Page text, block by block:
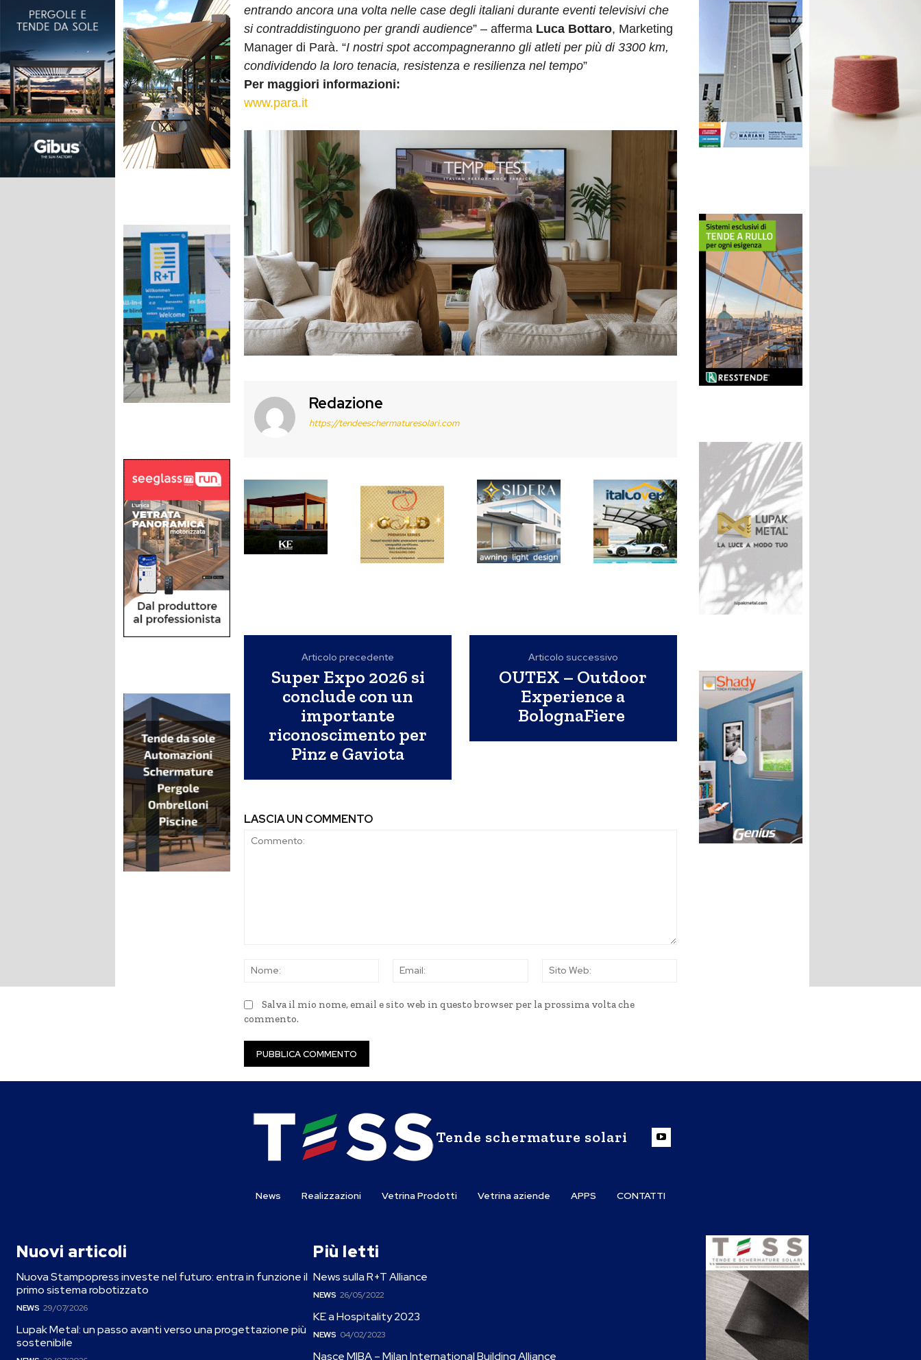
entrando ancora una volta nelle case degli italiani durante eventi televisivi che
si contraddistinguono per grandi audience” – afferma Luca Bottaro, Marketing
Manager di Parà. “I nostri spot accompagneranno gli atleti per più di 3300 km,
condividendo la loro tenacia, resistenza e resilienza nel tempo”
Per maggiori informazioni:
www.para.it
Redazione
https://tendeeschermaturesolari.com
Articolo precedente
Super Expo 2026 si
conclude con un
importante
riconoscimento per
Pinz e Gaviota
Articolo successivo
OUTEX – Outdoor
Experience a
BolognaFiere
LASCIA UN COMMENTO
Nome:
Email:
Salva il mio nome, email e sito web in questo browser per la prossima volta che
commento.
Tende schermature solari
News Realizzazioni Vetrina Prodotti Vetrina aziende APPS CONTATTI
Nuovi articoli
Nuova Stampopress investe nel futuro: entra in funzione il
primo sistema robotizzato
NEWS 29/07/2026
Lupak Metal: un passo avanti verso una progettazione più
sostenibile
Più letti
News sulla R+T Alliance
NEWS 26/05/2022
KE a Hospitality 2023
NEWS 04/02/2023
Nasce MIBA – Milan International Building Alliance